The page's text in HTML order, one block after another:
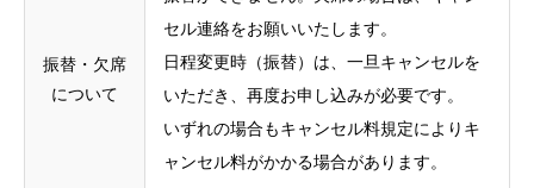
振替・欠席
について
セル連絡をお願いいたします。
日程変更時（振替）は、一旦キャンセルを
いただき、再度お申し込みが必要です。
いずれの場合もキャンセル料規定によりキ
ャンセル料がかかる場合があります。